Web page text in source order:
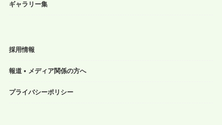
ギャラリー集
採用情報
報道 • メディア関係の方へ
プライバシーポリシー